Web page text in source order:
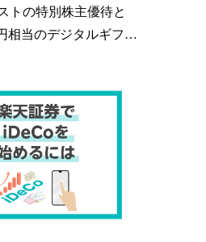
トの特別株主優待と
相当のデジタルギフト®